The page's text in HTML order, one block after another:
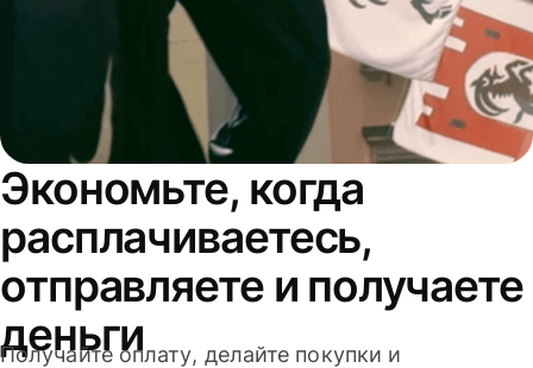
Экономьте, когда
расплачиваетесь,
отправляете и получаете
деньги
Получайте оплату, делайте покупки и